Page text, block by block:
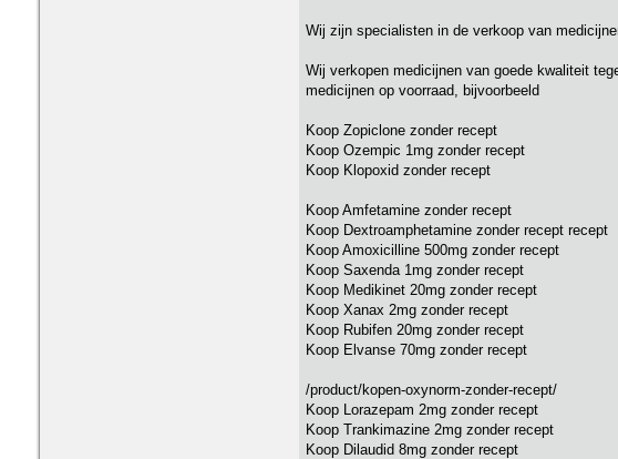
Wij zijn specialisten in de verkoop van
Wij verkopen medicijnen van goede kwaliteit
medicijnen op voorraad, bijvoorbeeld
Koop Zopiclone zonder recept
Koop Ozempic 1mg zonder recept
Koop Klopoxid zonder recept
Koop Amfetamine zonder recept
Koop Dextroamphetamine zonder recept recept
Koop Amoxicilline 500mg zonder recept
Koop Saxenda 1mg zonder recept
Koop Medikinet 20mg zonder recept
Koop Xanax 2mg zonder recept
Koop Rubifen 20mg zonder recept
Koop Elvanse 70mg zonder recept
/product/kopen-oxynorm-zonder-recept/
Koop Lorazepam 2mg zonder recept
Koop Trankimazine 2mg zonder recept
Koop Dilaudid 8mg zonder recept